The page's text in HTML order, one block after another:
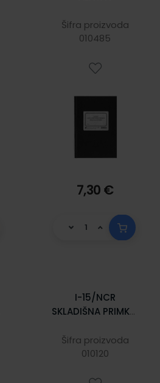
PREDMETA; Knjiga
80 stranica, 14,8 x
Šifra proizvoda
010485
7,30 €
I-15/NCR
SKLADIŠNA PRIMKA;
21 x 14,8 cm
Šifra proizvoda
010120